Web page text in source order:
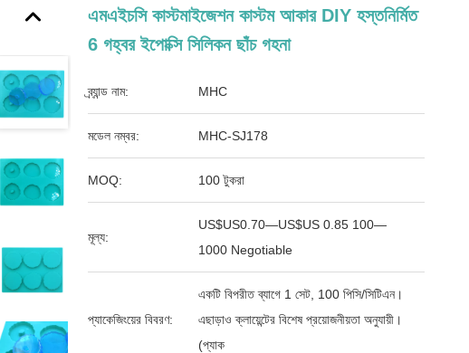
এমএইচসি কাস্টমাইজেশন কাস্টম আকার DIY হস্তনির্মিত
6 গহ্বর ইপোক্সি সিলিকন ছাঁচ গহনা
ব্র্যান্ড নাম: MHC
মডেল নম্বর: MHC-SJ178
MOQ: 100 টুকরা
মূল্য:
US$US0.70—US$US 0.85 100—
1000 Negotiable
প্যাকেজিংয়ের বিবরণ:
একটি বিপরীত ব্যাগে 1 সেট, 100 পিসি/সিটিএন।
এছাড়াও ক্লায়েন্টের বিশেষ প্রয়োজনীয়তা অনুযায়ী।
(প্যাক